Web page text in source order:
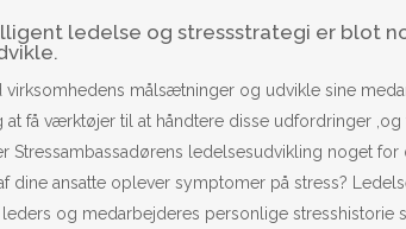
ledelse og stressstrategi er blot
målsætninger og udvikle sine
få værktøjer til at håndtere disse udfordringer ,og
Stressambassadørens ledelsesudvikling noget for
dine ansatte oplever symptomer på stress?
og medarbejderes personlige stresshistorie